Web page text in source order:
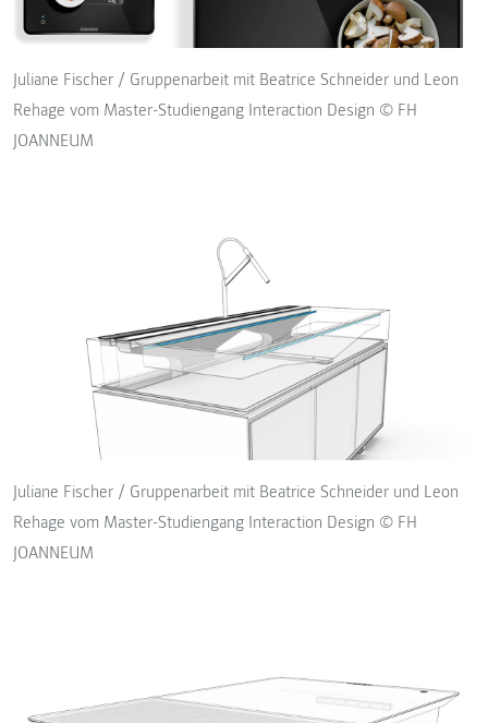
Juliane Fischer / Gruppenarbeit mit Beatrice Schneider und Leon
Rehage vom Master-Studiengang Interaction Design © FH
JOANNEUM
Juliane Fischer / Gruppenarbeit mit Beatrice Schneider und Leon
Rehage vom Master-Studiengang Interaction Design © FH
JOANNEUM